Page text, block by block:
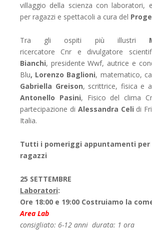
villaggio della scienza con laboratori,
per ragazzi e spettacoli a cura del
Tra gli ospiti più illustri
ricercatore Cnr e divulgatore
Bianchi, presidente Wwf, autrice e
Blu, Lorenzo Baglioni, matematico,
Gabriella Greison, scrittrice, fisica e
Antonello Pasini, Fisico del clima
partecipazione di Alessandra Celi di
Italia.
Tutti i pomeriggi appuntamenti per
ragazzi
25 SETTEMBRE
Laboratori:
Ore 18:00 e 19:00 Costruiamo la
Area Lab
consigliato: 6-12 anni durata: 1 ora